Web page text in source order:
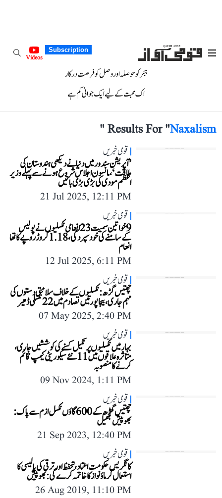
Subscription
Videos
ہجر کو حوصلہ اور وصل کو فرصت درکار
اک محبت کے لیے ایک جوانی کم ہے
Results For "Naxalism
"
قومی خبریں
’آپریشن سندور میں دنیا نے دیکھی ہندوستان کی
طاقت‘، مانسون اجلاس شروع ہونے سے پہلے وزیر
اعظم مودی کی بڑی بڑی باتیں
21 Jul 2025, 12:11 PM
قومی خبریں
9 خواتین سمیت 23 انعامی نکسلیوں نے پولیس
کے سامنے کی خودسپردگی، 1.18 کروڑ روپے کا تھا
انعام
12 Jul 2025, 6:11 PM
قومی خبریں
چھتیس گڑھ: نکسلیوں کے خلاف سلامتی دستوں کی
مہم جاری، بیجا پور میں تصادم میں 22 نکسلی ڈھیر
07 May 2025, 2:40 PM
قومی خبریں
بہار میں نکسلیوں پر نکیل کسنے کی کوششیں جاری،
متاثرہ علاقوں میں 11 نئے سیکوریٹی کیمپ قائم
کرنے کا منصوبہ
09 Nov 2024, 1:11 PM
قومی خبریں
چھتیس گڑھ کے 600 گاؤں نکسل ازم سے پاک:
بھوپیش بگھیل
21 Sep 2023, 12:40 PM
قومی خبریں
کانگریس حکومت اعتماد، تحفظ اور ترقی کی پالیسی کا
استعمال کر ماؤنواز کا خاتمہ کرے گی: بھوپیش
26 Aug 2019, 11:10 PM